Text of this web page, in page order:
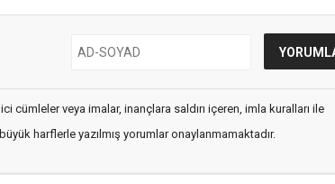
cümleler veya imalar, inançlara saldırı içeren, imla kuralları ile
harflerle yazılmış yorumlar onaylanmamaktadır.